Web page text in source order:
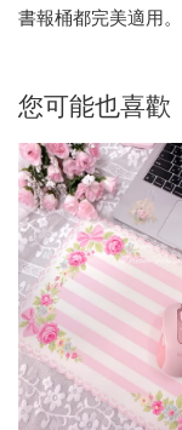
書報桶都完美適用。
您可能也喜歡